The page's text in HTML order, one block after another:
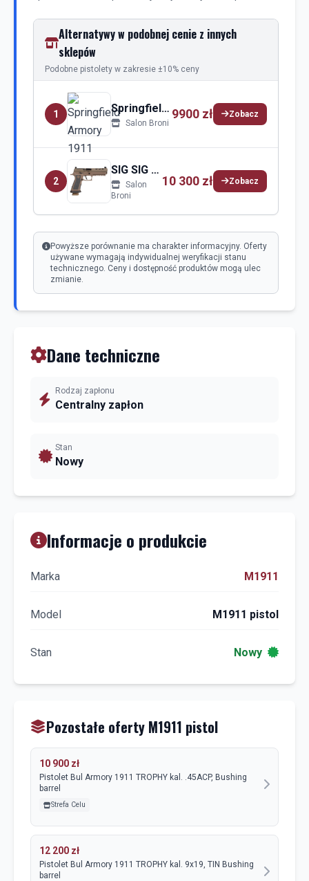
Alternatywy w podobnej cenie z innych
sklepów
Podobne pistolety w zakresie ±10% ceny
1 Springfield Armory Springfield Armory 1911
Salon Broni
9900 zł Zobacz
2
SIG SIG Sauer P320
Salon
Broni
10 300 zł Zobacz
Powyższe porównanie ma charakter informacyjny. Oferty
używane wymagają indywidualnej weryfikacji stanu
technicznego. Ceny i dostępność produktów mogą ulec
zmianie.
Dane techniczne
Rodzaj zapłonu
Centralny zapłon
Stan
Nowy
Informacje o produkcie
Marka M1911
Model M1911 pistol
Stan Nowy
Pozostałe oferty M1911 pistol
10 900 zł
Pistolet Bul Armory 1911 TROPHY kal. .45ACP, Bushing
barrel
Strefa Celu
12 200 zł
Pistolet Bul Armory 1911 TROPHY kal. 9x19, TIN Bushing
barrel